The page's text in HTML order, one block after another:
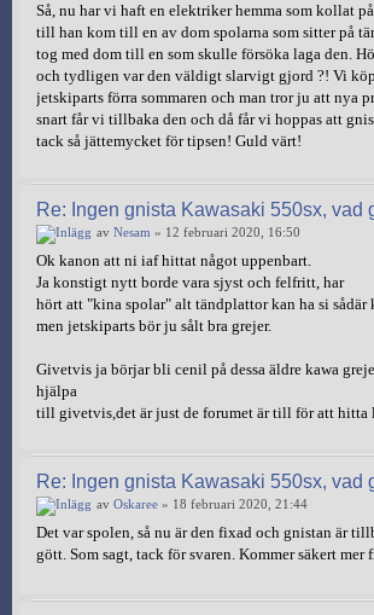
Så, nu har vi haft en elektriker hemma som kollat
till han kom till en av dom spolarna som sitter på
tog med dom till en som skulle försöka laga den.
och tydligen var den väldigt slarvigt gjord ?! Vi
jetskiparts förra sommaren och man tror ju att nya
snart får vi tillbaka den och då får vi hoppas att
tack så jättemycket för tipsen! Guld värt!
Re: Ingen gnista Kawasaki 550sx, vad
av Nesam » 12 februari 2020, 16:50
Ok kanon att ni iaf hittat något uppenbart.
Ja konstigt nytt borde vara sjyst och felfritt, har
hört att "kina spolar" alt tändplattor kan ha si
men jetskiparts bör ju sålt bra grejer.
Givetvis ja börjar bli cenil på dessa äldre kawa
hjälpa
till givetvis,det är just de forumet är till för att hitta
Re: Ingen gnista Kawasaki 550sx, vad
av Oskaree » 18 februari 2020, 21:44
Det var spolen, så nu är den fixad och gnistan är
gött. Som sagt, tack för svaren. Kommer säkert mer